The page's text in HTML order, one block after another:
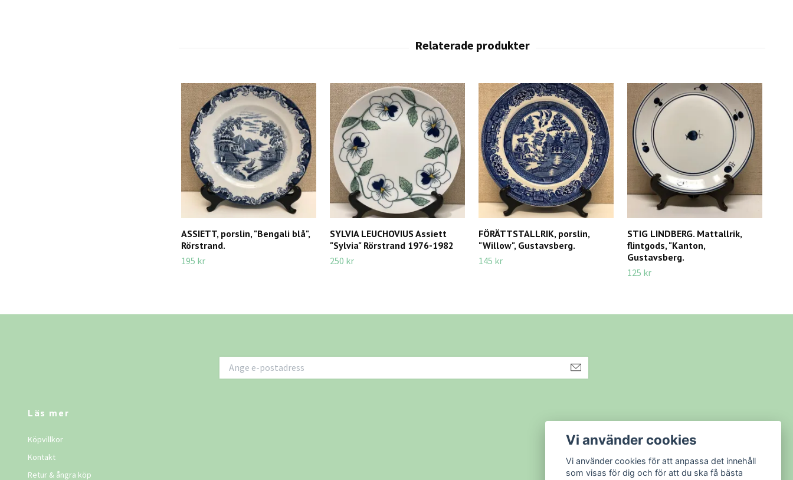
ASSIETT, porslin, "Bengali blå",
Rörstrand.
195 kr
SYLVIA LEUCHOVIUS Assiett
"Sylvia" Rörstrand 1976-1982
250 kr
FÖRÄTTSTALLRIK, porslin,
"Willow", Gustavsberg.
145 kr
STIG LINDBERG. Mattallrik,
flintgods, "Kanton,
Gustavsberg.
125 kr
Läs mer
Köpvillkor
Kontakt
Retur & ångra köp
Vi använder cookies
Vi använder cookies för att anpassa det innehåll
som visas för dig och för att du ska få bästa